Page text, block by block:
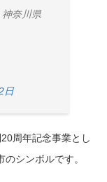
神奈川県
日
周年記念事業とし
シンボルです。